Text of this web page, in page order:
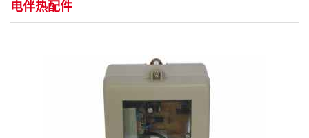
电伴热配件